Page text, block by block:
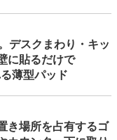
デスクまわり・キッ
に貼るだけで
薄型パッド
き場所を占有するゴ